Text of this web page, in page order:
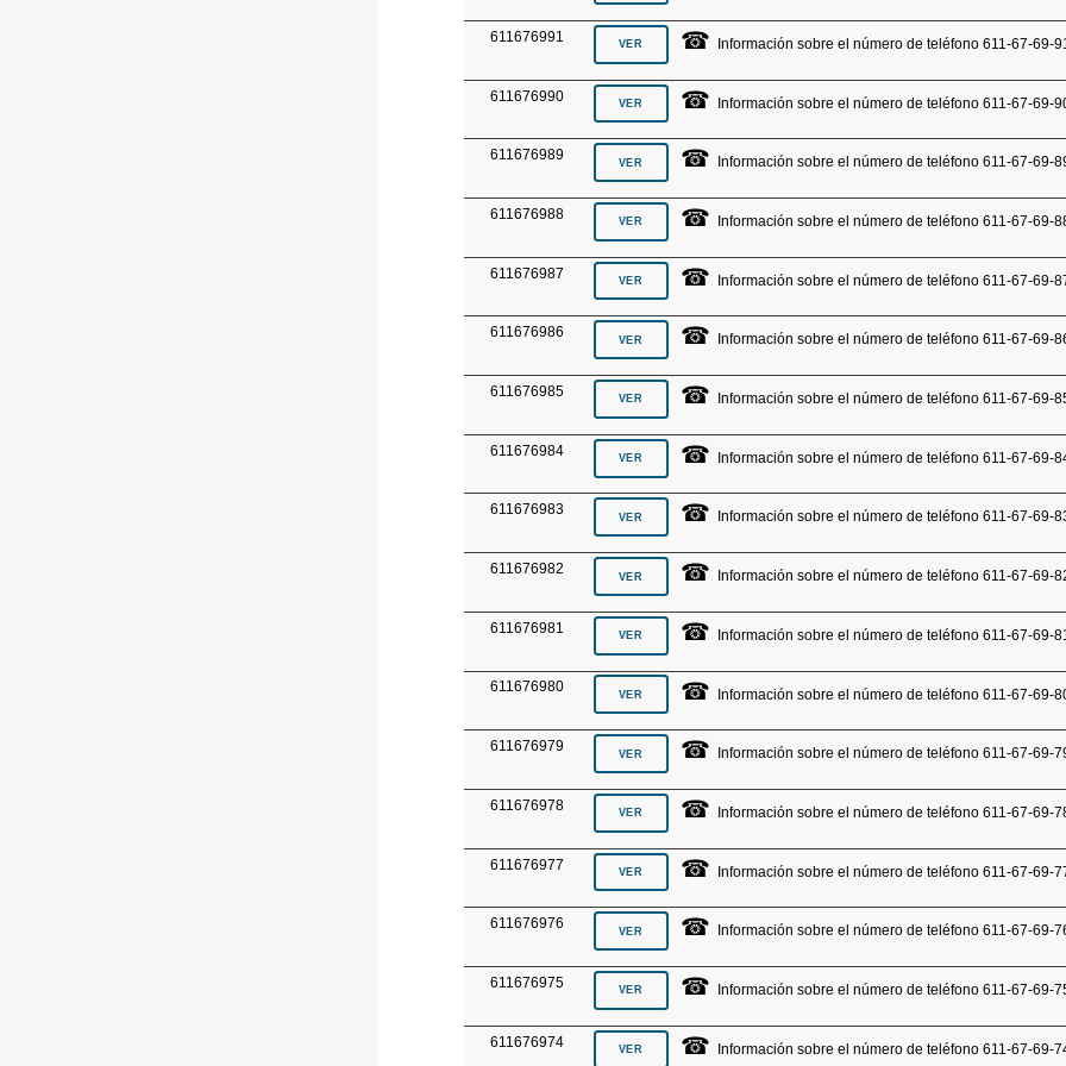
611676991 ☎ Información sobre el número de teléfono 611-67-69-91
611676990 ☎ Información sobre el número de teléfono 611-67-69-
611676989 ☎ Información sobre el número de teléfono 611-67-69-
611676988 ☎ Información sobre el número de teléfono 611-67-69-
611676987 ☎ Información sobre el número de teléfono 611-67-69-
611676986 ☎ Información sobre el número de teléfono 611-67-69-
611676985 ☎ Información sobre el número de teléfono 611-67-69-
611676984 ☎ Información sobre el número de teléfono 611-67-69-
611676983 ☎ Información sobre el número de teléfono 611-67-69-
611676982 ☎ Información sobre el número de teléfono 611-67-69-
611676981 ☎ Información sobre el número de teléfono 611-67-69-81
611676980 ☎ Información sobre el número de teléfono 611-67-69-
611676979 ☎ Información sobre el número de teléfono 611-67-69-
611676978 ☎ Información sobre el número de teléfono 611-67-69-
611676977 ☎ Información sobre el número de teléfono 611-67-69-
611676976 ☎ Información sobre el número de teléfono 611-67-69-
611676975 ☎ Información sobre el número de teléfono 611-67-69-
611676974 ☎ Información sobre el número de teléfono 611-67-69-